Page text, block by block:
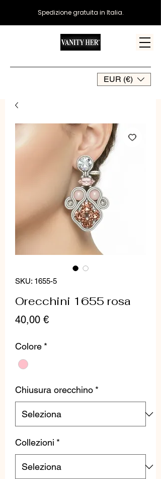
EUR (€)
Spedizione gratuita in Italia.
SKU: 1655-5
Orecchini 1655 rosa
40,00 €Prezzo
Colore *
Chiusura orecchino *
Collezioni *